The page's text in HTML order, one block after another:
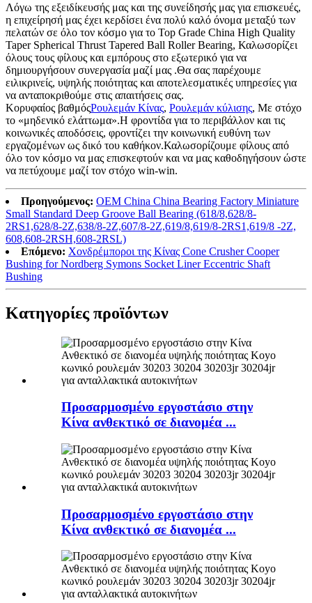
Λόγω της εξειδίκευσής μας και της συνείδησής μας για επισκευές,
η επιχείρησή μας έχει κερδίσει ένα πολύ καλό όνομα μεταξύ των
πελατών σε όλο τον κόσμο για το Top Grade China High Quality
Taper Spherical Thrust Tapered Ball Roller Bearing, Καλωσορίζει
όλους τους φίλους και εμπόρους στο εξωτερικό για να
δημιουργήσουν συνεργασία μαζί μας .Θα σας παρέχουμε
ειλικρινείς, υψηλής ποιότητας και αποτελεσματικές υπηρεσίες για
να ανταποκριθούμε στις απαιτήσεις σας.
Κορυφαίος βαθμόςΡουλεμάν Κίνας, Ρουλεμάν κύλισης, Με στόχο
το «μηδενικό ελάττωμα».Η φροντίδα για το περιβάλλον και τις
κοινωνικές αποδόσεις, φροντίζει την κοινωνική ευθύνη των
εργαζομένων ως δικό του καθήκον.Καλωσορίζουμε φίλους από
όλο τον κόσμο να μας επισκεφτούν και να μας καθοδηγήσουν ώστε
να πετύχουμε μαζί τον στόχο win-win.
Προηγούμενος: OEM China China Bearing Factory Miniature
Small Standard Deep Groove Ball Bearing (618/8,628/8-
2RS1,628/8-2Z,638/8-2Z,607/8-2Z,619/8,619/8-2RS1,619/8 -2Z,
608,608-2RSH,608-2RSL)
Επόμενο: Χονδρέμποροι της Κίνας Cone Crusher Cooper
Bushing for Nordberg Symons Socket Liner Eccentric Shaft
Bushing
Κατηγορίες προϊόντων
Προσαρμοσμένο εργοστάσιο στην
Κίνα ανθεκτικό σε διανομέα ...
Προσαρμοσμένο εργοστάσιο στην
Κίνα ανθεκτικό σε διανομέα ...